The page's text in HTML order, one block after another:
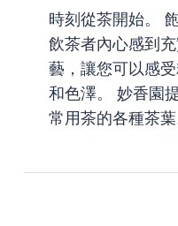
時刻從茶開始。
飲茶者內心感到
藝，讓您可以感
和色澤。 妙香園
常用茶的各種茶葉